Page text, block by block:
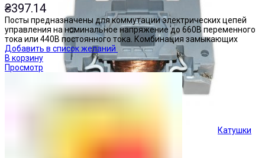
Катушки
Кнопки управления
₴397.14
Посты предназначены для коммутации электрических цепей
управления на номинальное напряжение до 660В переменного
тока или 440В постоянного тока. Комбинация замыкающих
Добавить в список желаний
В корзину
Просмотр